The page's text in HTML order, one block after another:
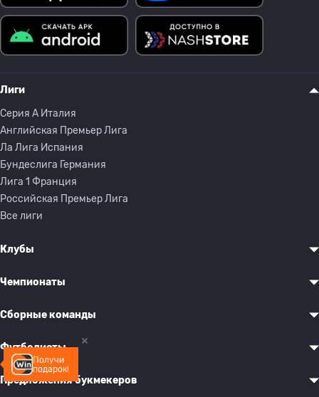
Получи
подарок!
Лиги
Серия A Италия
Английская Премьер Лига
Ла Лига Испания
Бундеслига Германия
Лига 1 Франция
Российская Премьер Лига
Все лиги
Клубы
Чемпионаты
Сборные команды
Футболисты
Предложения букмекеров